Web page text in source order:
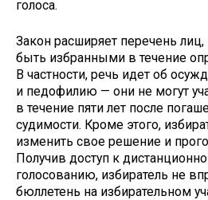
голоса.
Закон расширяет перечень
быть избранными в течение
В частности, речь идет об
и педофилию — они не могут
в течение пяти лет после
судимости. Кроме этого,
изменить свое решение и
Получив доступ к
голосованию, избиратель не
бюллетень на избирательном